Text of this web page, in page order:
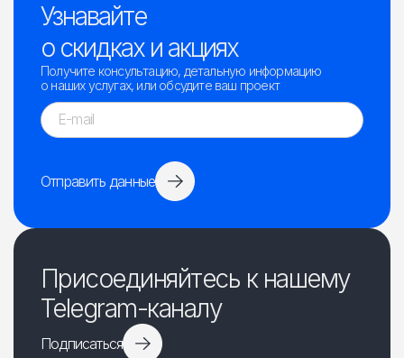
Узнавайте
о скидках и акциях
Получите консультацию, детальную информацию
о наших услугах, или обсудите ваш проект
Отправить данные
Присоединяйтесь к нашему
Telegram-каналу
Подписаться